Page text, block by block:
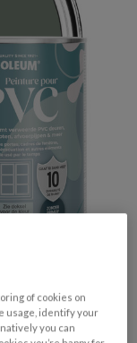
of cookies on
usage, identify your
you can